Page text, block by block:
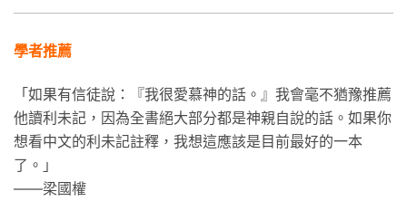
學者推薦
「如果有信徒說：『我很愛慕神的話。』我會毫不猶豫推薦
他讀利未記，因為全書絕大部分都是神親自說的話。如果你
想看中文的利未記註釋，我想這應該是目前最好的一本
了。」
——梁國權